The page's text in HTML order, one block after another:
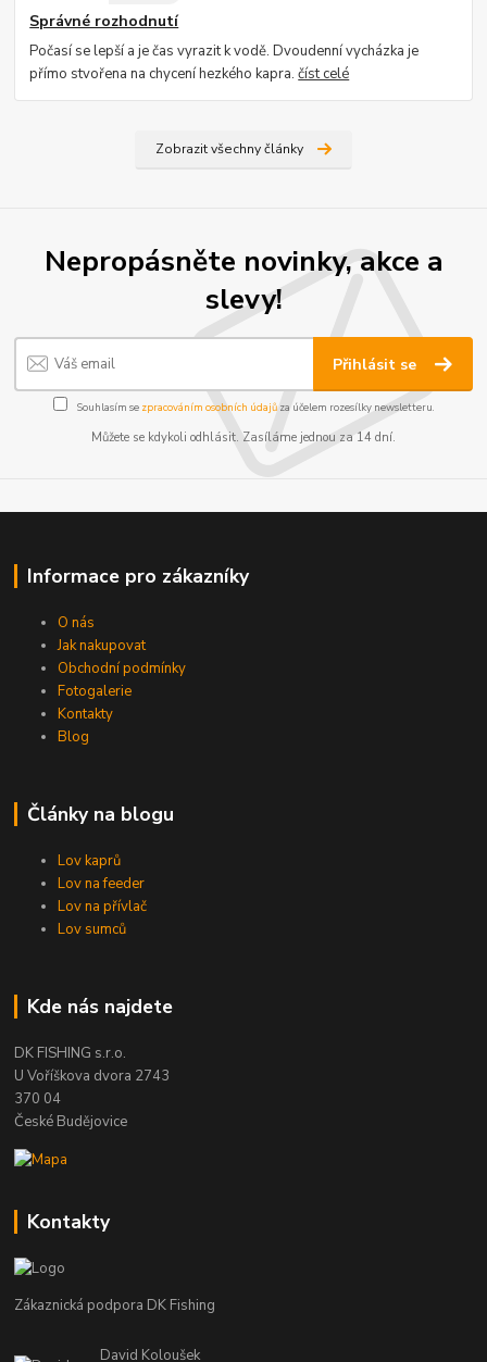
Správné rozhodnutí
Počasí se lepší a je čas vyrazit k vodě. Dvoudenní vycházka je
přímo stvořena na chycení hezkého kapra.číst celé
Zobrazit všechny články
Nepropásněte novinky, akce a
slevy!
Přihlásit se
Souhlasím se zpracováním osobních údajůza účelem rozesílky newsletteru.
Můžete se kdykoli odhlásit. Zasíláme jednou za 14 dní.
Informace pro zákazníky
O nás
Jak nakupovat
Obchodní podmínky
Fotogalerie
Kontakty
Blog
Články na blogu
Lov kaprů
Lov na feeder
Lov na přívlač
Lov sumců
Kde nás najdete
DK FISHING s.r.o.
U Voříškova dvora 2743
370 04
České Budějovice
Kontakty
Zákaznická podpora DK Fishing
David Koloušek